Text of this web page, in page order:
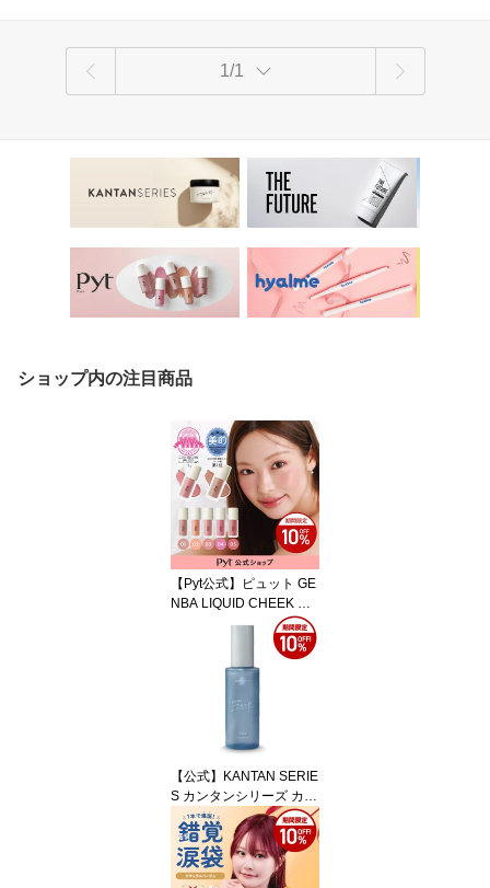
1/1
ショップ内の注目商品
【Pyt公式】ピュット GE
NBA LIQUID CHEEK ゲ
ンバリキッドチーク チー
ク リキッドじゅわっと自
然な血色感 高密着 透け
感 セミマット 韓国コス
メ 韓国メイク 化粧品 DA
クアップ ギフト プレゼ
ヤ スティック 血色感
【公式】KANTAN SERIE
S カンタンシリーズ カン
タンさらつや ヘアオイル
95ml スタイリングオイ
ル メンズ ホワイトリリ
ーの香り マッシュ ナチ